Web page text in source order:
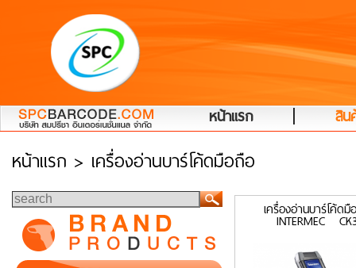
หน้าแรก | สิน
หน้าแรก > เครื่องอ่านบาร์โค้ดมือถือ
เครื่องอ่านบาร์โค้ด
INTERMEC